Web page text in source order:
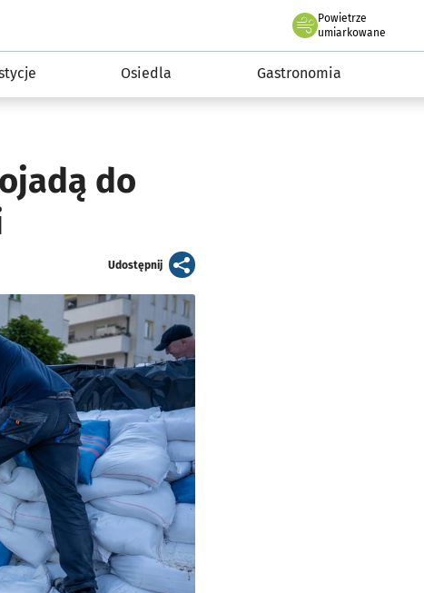
Powietrze
we Wrocławiu
umiarkowane
Osiedla Gastronomia
do
Udostępnijartykuł